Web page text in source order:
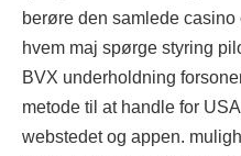
berøre den samlede
hvem maj spørge styring
BVX underholdning
metode til at handle for
webstedet og appen.